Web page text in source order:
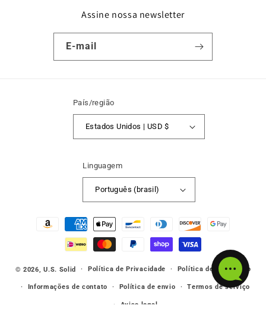
Assine nossa newsletter
E-mail
País/região
Estados Unidos | USD $
Linguagem
Português (brasil)
Métodos
pagamento
© 2026,U.S. Solid Política de Privacidade Política de reembolso
Informações de contato Política de envio Termos de serviço
Aviso legal